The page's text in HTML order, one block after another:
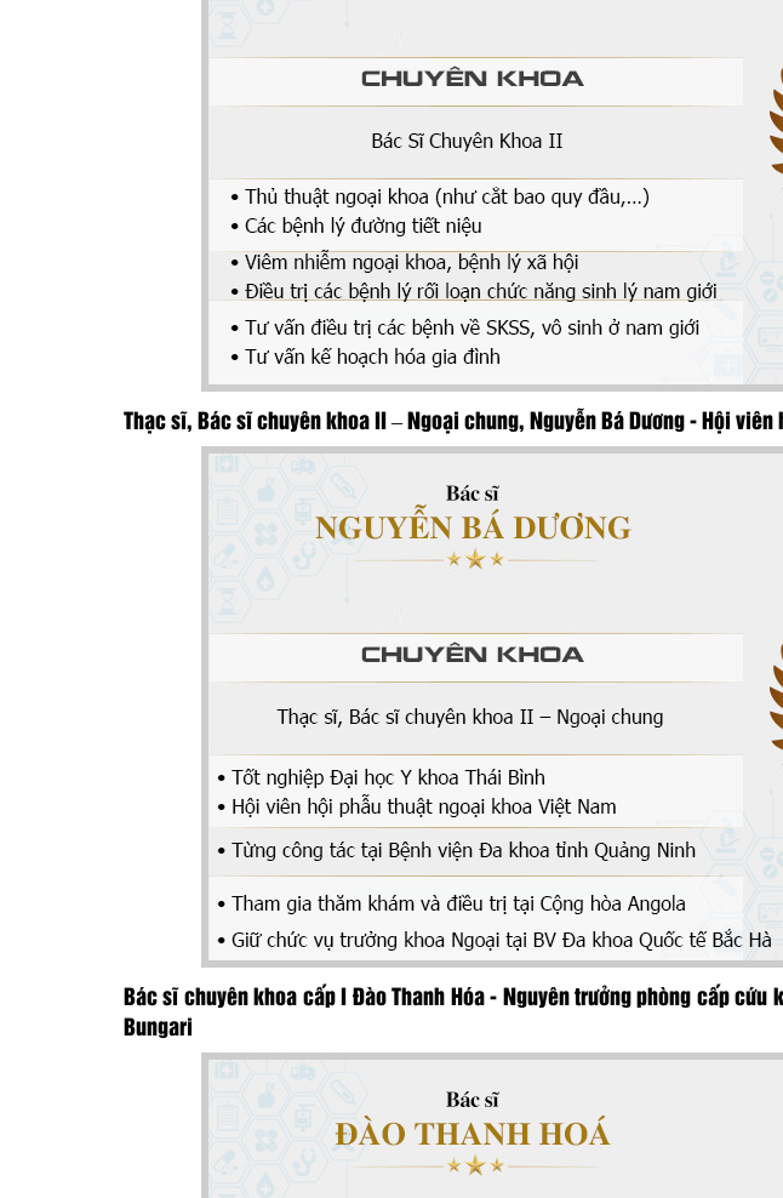
Thạc sĩ, Bác sĩ chuyên khoa II – Ngoại chung, Nguyễn Bá Dương - Hội
Bác sĩ chuyên khoa cấp I Đào Thanh Hóa - Nguyên trưởng phòng cấp cứu
Bungari